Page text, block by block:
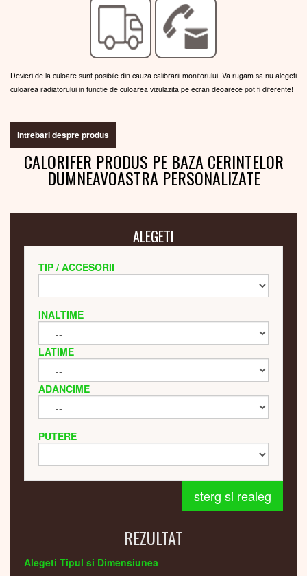
Devieri de la culoare sunt posibile din cauza calibrarii monitorului. Va rugam sa nu alegeti
culoarea radiatorului in functie de culoarea vizulazita pe ecran deoarece pot fi diferente!
intrebari despre produs
CALORIFER PRODUS PE BAZA CERINTELOR
DUMNEAVOASTRA PERSONALIZATE
ALEGETI
TIP / ACCESORII
INALTIME
LATIME
ADANCIME
PUTERE
sterg si realeg
REZULTAT
Alegeti Tipul si Dimensiunea